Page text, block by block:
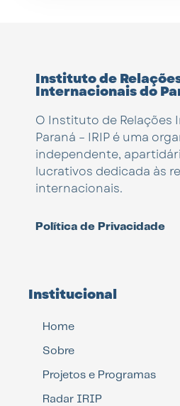
Instituto de
Internacionais do
O Instituto de Relações
Paraná – IRIP é uma
independente,
lucrativos dedicada às
internacionais.
Política de Privacidade
Institucional
Home
Sobre
Projetos e Programas
Radar IRIP